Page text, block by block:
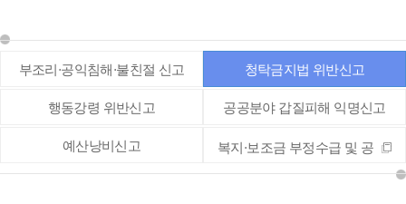
부조리·공익침해·불친절 신고 청탁금지법 위반신고
행동강령 위반신고 공공분야 갑질피해 익명신고
예산낭비신고 복지·보조금 부정수급 및 공